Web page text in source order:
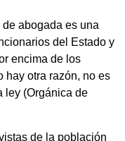
abogada es una
del Estado y
encima de los
hay otra razón, no es
ley (Orgánica de
de la población